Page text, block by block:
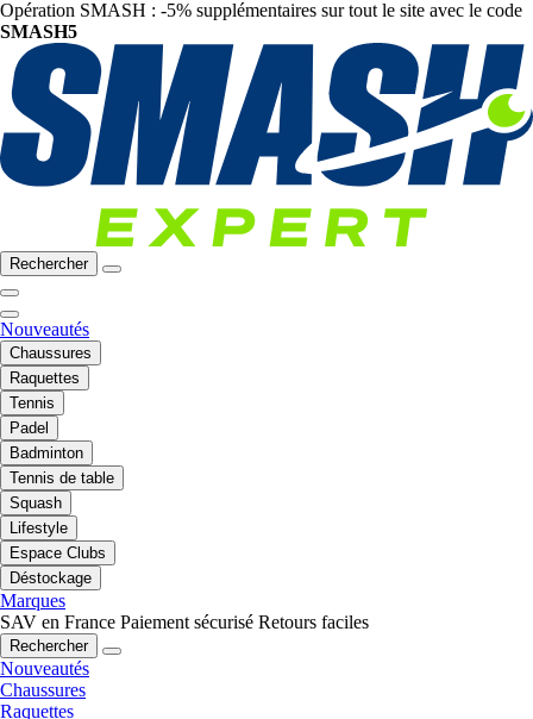
Opération SMASH : -5% supplémentaires sur tout le site avec le code
SMASH5
Rechercher
Nouveautés
Chaussures
Raquettes
Tennis
Padel
Badminton
Tennis de table
Squash
Lifestyle
Espace Clubs
Déstockage
Marques
SAV en France Paiement sécurisé Retours faciles
Rechercher
Nouveautés
Chaussures
Raquettes